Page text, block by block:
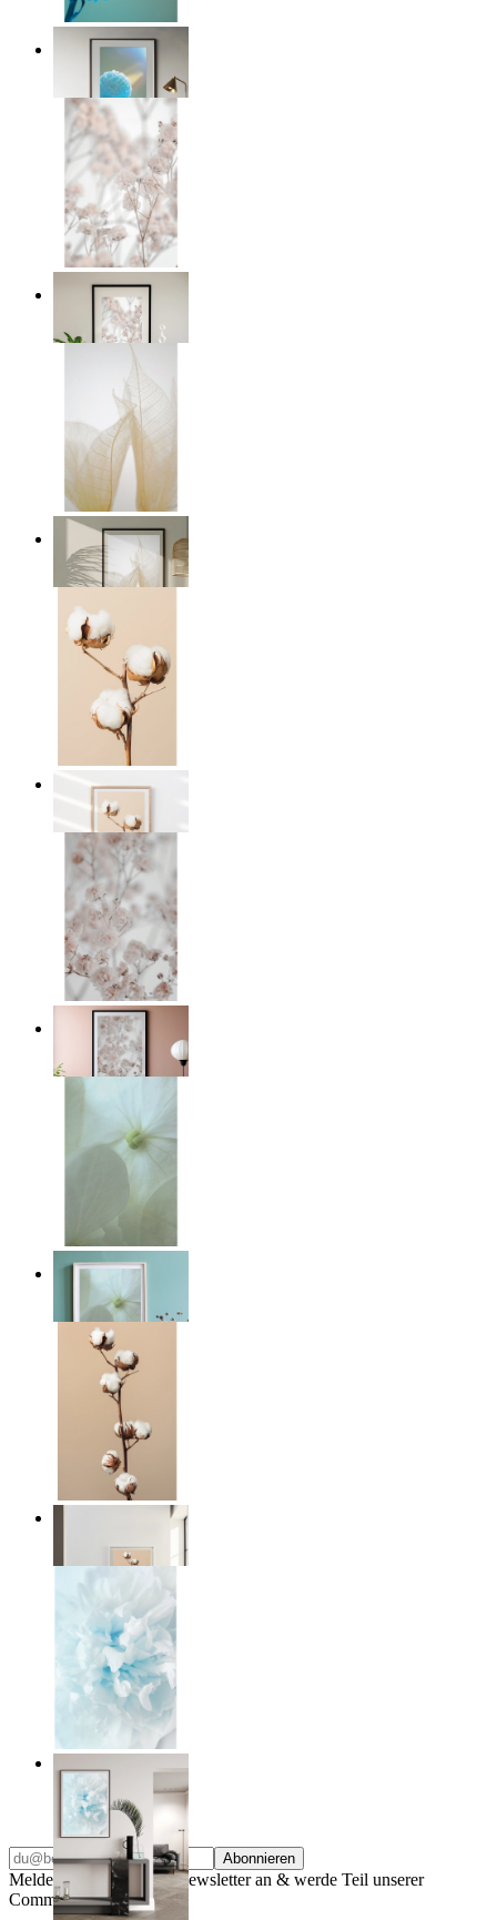
Soft Blue Bloom
14,95 €
Soft Blush Flowers
Ab 14,95 €
Transparent Nature
Ab 14,95 €
Cotton Calm
14,95 €
Light Pink Flowers
Ab
14,95 €
Whispered Light
14,95 €
14,95 €
Ab 14,95 €
Abonnieren
Melde dich für unseren Newsletter an & werde Teil unserer
Community